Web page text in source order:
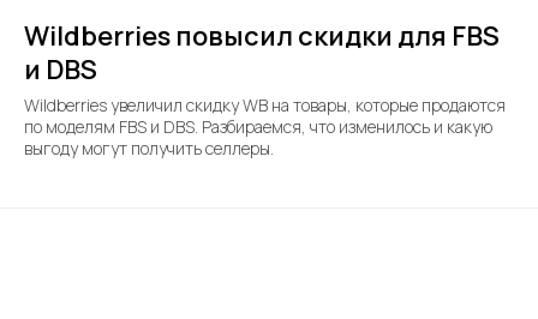
Wildberries повысил скидки для FBS
и DBS
Wildberries увеличил скидку WB на товары, которые продаются
по моделям FBS и DBS. Разбираемся, что изменилось и какую
выгоду могут получить селлеры.